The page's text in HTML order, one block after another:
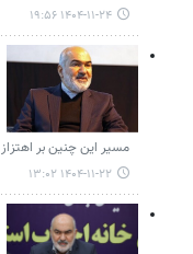
۱۴۰۴-۱۱-۲۴ ۱۹:۵۶
مسیر این چنین بر
۱۴۰۴-۱۱-۲۲ ۱۳:۰۲